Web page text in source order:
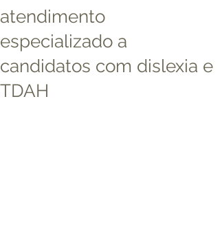
atendimento
especializado a
candidatos com dislexia e
TDAH